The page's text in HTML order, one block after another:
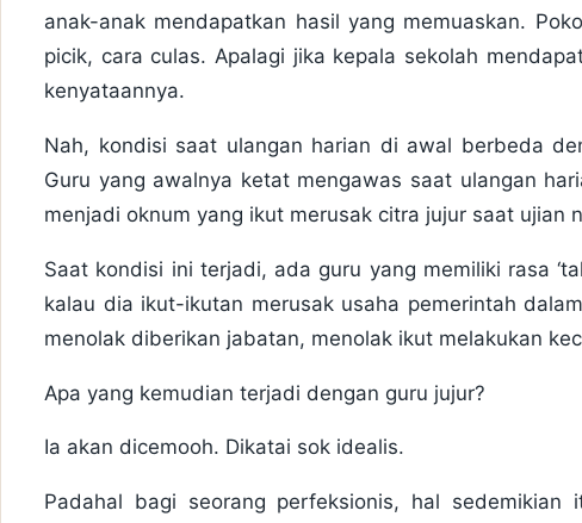
anak-anak mendapatkan hasil yang memuaskan.
picik, cara culas. Apalagi jika kepala sekolah
kenyataannya.
Nah, kondisi saat ulangan harian di awal berbeda
Guru yang awalnya ketat mengawas saat ulangan
menjadi oknum yang ikut merusak citra jujur saat ujian
Saat kondisi ini terjadi, ada guru yang memiliki rasa
kalau dia ikut-ikutan merusak usaha pemerintah
menolak diberikan jabatan, menolak ikut melakukan
Apa yang kemudian terjadi dengan guru jujur?
Ia akan dicemooh. Dikatai sok idealis.
Padahal bagi seorang perfeksionis, hal sedemikian